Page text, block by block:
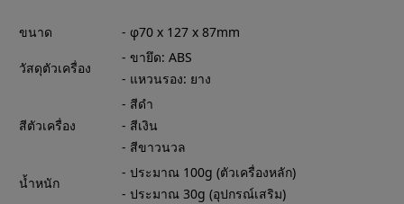
ขนาด - φ70 x 127 x 87mm
วัสดุตัวเครื่อง
- ขายึด: ABS
- แหวนรอง: ยาง
สีตัวเครื่อง
- สีดำ
- สีเงิน
- สีขาวนวล
น้ำหนัก
- ประมาณ 100g (ตัวเครื่องหลัก)
- ประมาณ 30g (อุปกรณ์เสริม)